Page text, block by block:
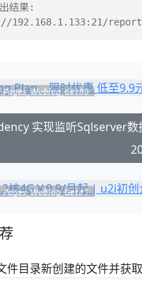
结果:
//192.168.1.133:21/
Pages_Weblog_Get#0
Pages_Weblog_Get#1